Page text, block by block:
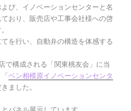
び、イノベーションセンターと名
おり、販売店や工事会社様への啓
を行い、自動弁の構造を体感する
で構成される「関東桃友会」に当
「ベン相模原イノベーションセンタ
ました。